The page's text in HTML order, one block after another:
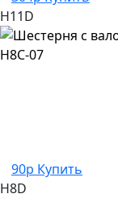
H11D
90р Купить
H8D